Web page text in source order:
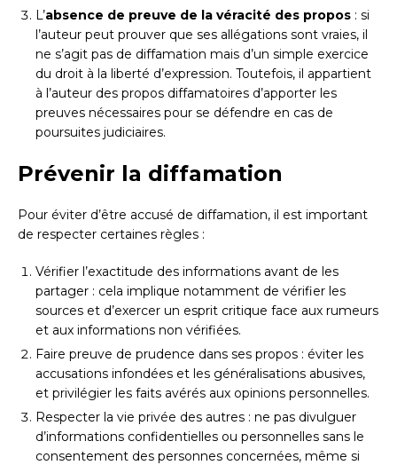
L’absence de preuve de la véracité des propos : si
l’auteur peut prouver que ses allégations sont vraies, il
ne s’agit pas de diffamation mais d’un simple exercice
du droit à la liberté d’expression. Toutefois, il appartient
à l’auteur des propos diffamatoires d’apporter les
preuves nécessaires pour se défendre en cas de
poursuites judiciaires.
Prévenir la diffamation
Pour éviter d’être accusé de diffamation, il est important
de respecter certaines règles :
Vérifier l’exactitude des informations avant de les
partager : cela implique notamment de vérifier les
sources et d’exercer un esprit critique face aux rumeurs
et aux informations non vérifiées.
Faire preuve de prudence dans ses propos : éviter les
accusations infondées et les généralisations abusives,
et privilégier les faits avérés aux opinions personnelles.
Respecter la vie privée des autres : ne pas divulguer
d’informations confidentielles ou personnelles sans le
consentement des personnes concernées, même si